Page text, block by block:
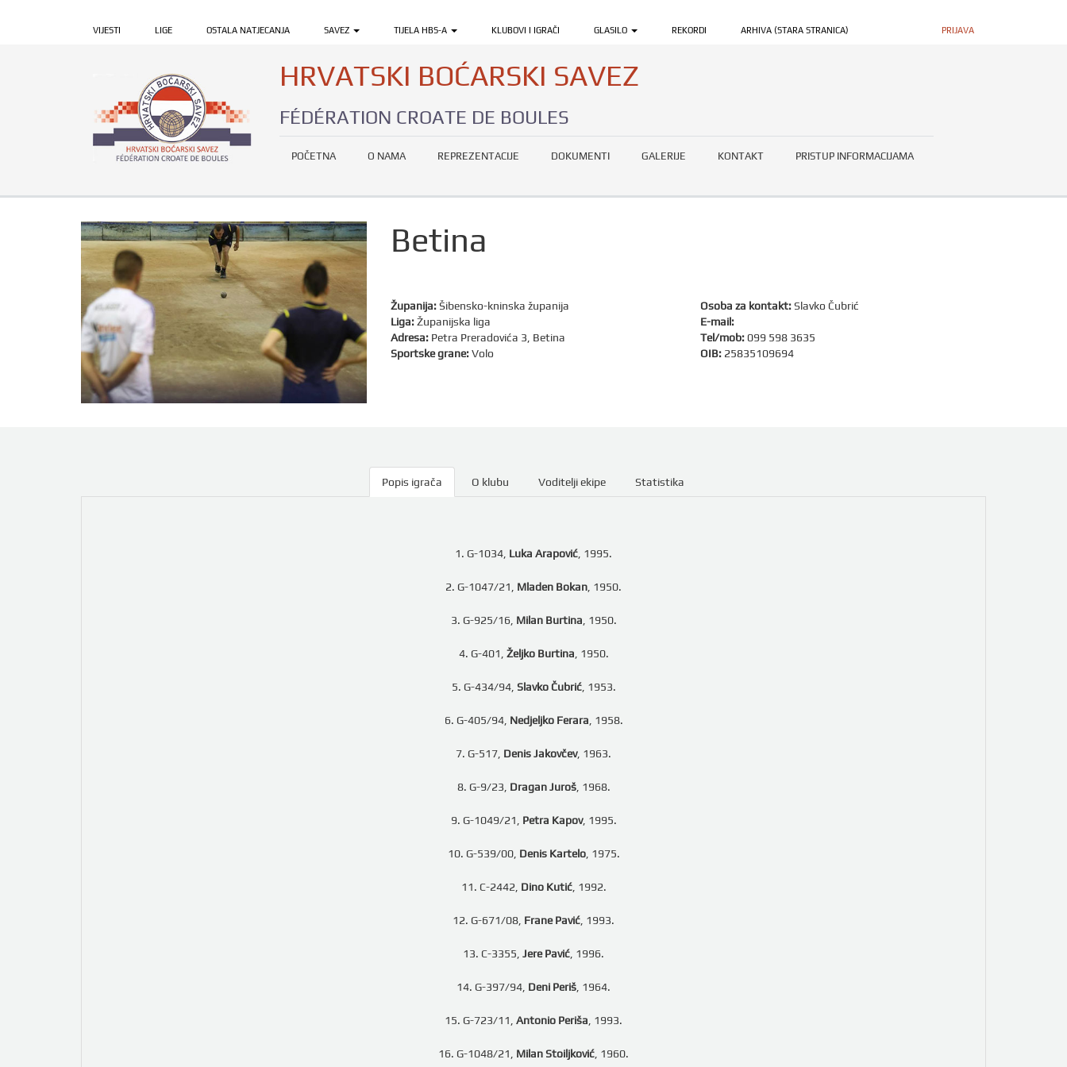
VIJESTI LIGE OSTALA NATJECANJA SAVEZ TIJELA HBS-A KLUBOVI I IGRAČI GLASILO REKORDI ARHIVA (STARA STRANICA) PRIJAVA
HRVATSKI BOĆARSKI SAVEZ
FÉDÉRATION CROATE DE BOULES
POČETNA O NAMA REPREZENTACIJE DOKUMENTI GALERIJE KONTAKT PRISTUP INFORMACIJAMA
Betina
Županija:Šibensko-kninska županija
Liga:Županijska liga
Adresa: Petra Preradovića 3, Betina
Sportske grane:Volo
Osoba za kontakt:Slavko Čubrić
E-mail:
Tel/mob:099 598 3635
OIB: 25835109694
Popis igrača O klubu Voditelji ekipe Statistika
1. G-1034, Luka Arapović , 1995.
2. G-1047/21, Mladen Bokan , 1950.
3. G-925/16, Milan Burtina , 1950.
4. G-401, Željko Burtina , 1950.
5. G-434/94, Slavko Čubrić, 1953.
6. G-405/94, Nedjeljko Ferara , 1958.
7. G-517, Denis Jakovčev, 1963.
8. G-9/23, Dragan Juroš, 1968.
9. G-1049/21, Petra Kapov, 1995.
10. G-539/00, Denis Kartelo, 1975.
11. C-2442, Dino Kutić, 1992.
12. G-671/08, Frane Pavić , 1993.
13. C-3355, Jere Pavić , 1996.
14. G-397/94, Deni Periš , 1964.
15. G-723/11, Antonio Periša , 1993.
16. G-1048/21, Milan Stoiljković , 1960.